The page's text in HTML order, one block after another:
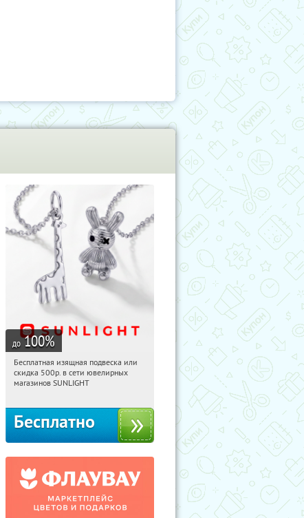
до 100%
17:18:49 Получили:
Россия
Бесплатная изящная подвеска или
скидка 500р. в сети ювелирных
магазинов SUNLIGHT
Бесплатно